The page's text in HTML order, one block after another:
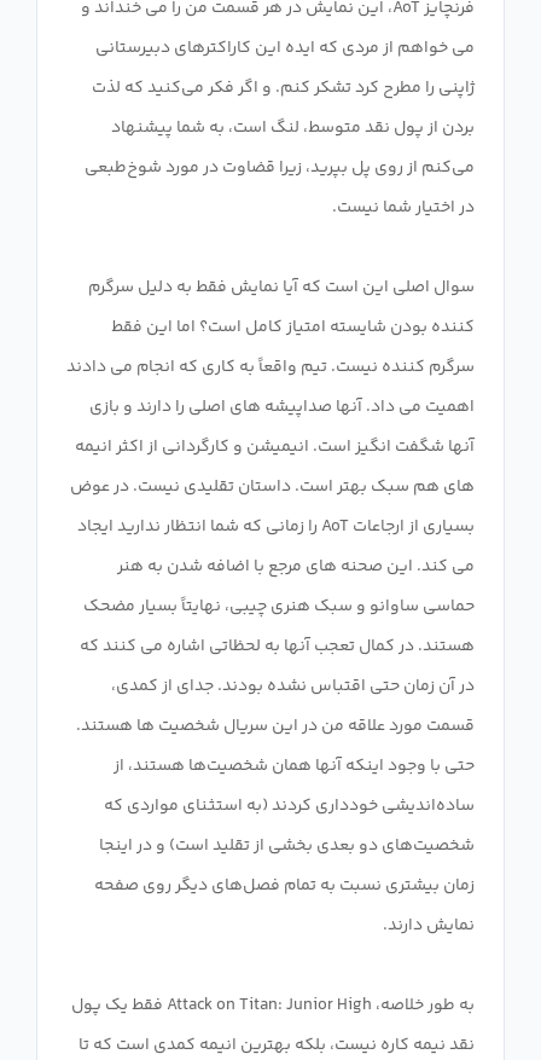
فرنچایز AoT، این نمایش در هر قسمت من را می خنداند و
می خواهم از مردی که ایده این کاراکترهای دبیرستانی
ژاپنی را مطرح کرد تشکر کنم. و اگر فکر می‌کنید که لذت
بردن از پول نقد متوسط، لنگ است، به شما پیشنهاد
می‌کنم از روی پل بپرید، زیرا قضاوت در مورد شوخ‌طبعی
سوال اصلی این است که آیا نمایش فقط به دلیل سرگرم
کننده بودن شایسته امتیاز کامل است؟ اما این فقط
سرگرم کننده نیست. تیم واقعاً به کاری که انجام می دادند
اهمیت می داد. آنها صداپیشه های اصلی را دارند و بازی
آنها شگفت انگیز است. انیمیشن و کارگردانی از اکثر انیمه
های هم سبک بهتر است. داستان تقلیدی نیست. در عوض
بسیاری از ارجاعات AoT را زمانی که شما انتظار ندارید ایجاد
می کند. این صحنه های مرجع با اضافه شدن به هنر
حماسی ساوانو و سبک هنری چیبی، نهایتاً بسیار مضحک
هستند. در کمال تعجب آنها به لحظاتی اشاره می کنند که
در آن زمان حتی اقتباس نشده بودند. جدای از کمدی،
قسمت مورد علاقه من در این سریال شخصیت ها هستند.
حتی با وجود اینکه آنها همان شخصیت‌ها هستند، از
ساده‌اندیشی خودداری کردند (به استثنای مواردی که
شخصیت‌های دو بعدی بخشی از تقلید است) و در اینجا
زمان بیشتری نسبت به تمام فصل‌های دیگر روی صفحه
به طور خلاصه، Attack on Titan: Junior High فقط یک پول
نقد نیمه کاره نیست، بلکه بهترین انیمه کمدی است که تا